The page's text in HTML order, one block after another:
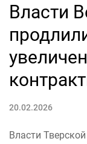
Власти
20.02.2026
Власти